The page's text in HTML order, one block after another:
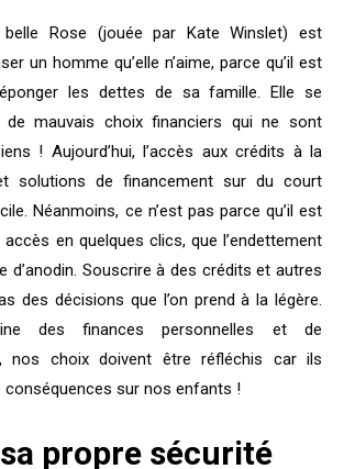
Rose (jouée par Kate Winslet) est
un homme qu’elle n’aime, parce qu’il est
les dettes de sa famille. Elle se
mauvais choix financiers qui ne sont
! Aujourd’hui, l’accès aux crédits à la
solutions de financement sur du court
Néanmoins, ce n’est pas parce qu’il est
accès en quelques clics, que l’endettement
d’anodin. Souscrire à des crédits et autres
des décisions que l’on prend à la légère.
des finances personnelles et de
nos choix doivent être réfléchis car ils
conséquences sur nos enfants !
propre sécurité